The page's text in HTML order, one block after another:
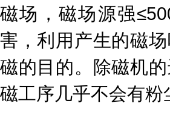
磁场，磁场源强
害，利用产生的磁
磁的目的。除磁机
磁工序几乎不会有